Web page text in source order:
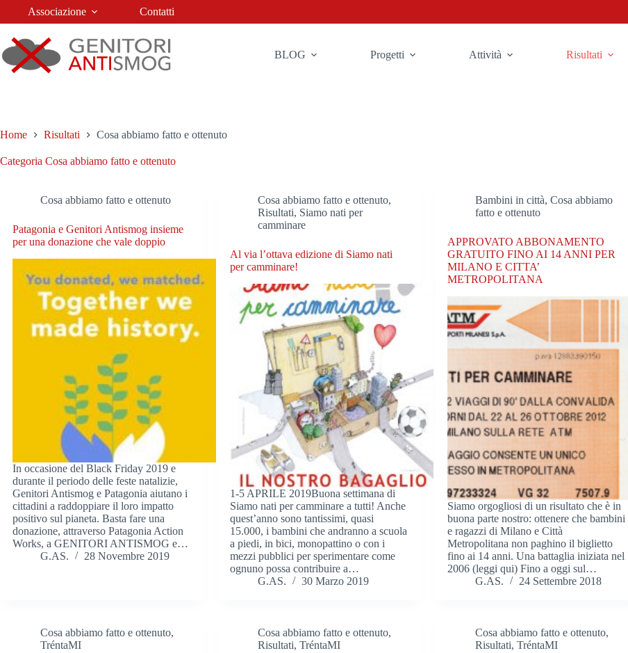
Associazione Contatti
BLOG Progetti Attività Risultati
Home Risultati Cosa abbiamo fatto e ottenuto
Categoria Cosa abbiamo fatto e ottenuto
Cosa abbiamo fatto e ottenuto
Patagonia e Genitori Antismog insieme
per una donazione che vale doppio
In occasione del Black Friday 2019 e
durante il periodo delle feste natalizie,
Genitori Antismog e Patagonia aiutano i
cittadini a raddoppiare il loro impatto
positivo sul pianeta. Basta fare una
donazione, attraverso Patagonia Action
Works, a GENITORI ANTISMOG e…
G.AS.
28 Novembre 2019
Cosa abbiamo fatto e ottenuto,
Risultati, Siamo nati per
camminare
Al via l’ottava edizione di Siamo nati
per camminare!
1-5 APRILE 2019Buona settimana di
Siamo nati per camminare a tutti! Anche
quest’anno sono tantissimi, quasi
15.000, i bambini che andranno a scuola
a piedi, in bici, monopattino o con i
mezzi pubblici per sperimentare come
ognuno possa contribuire a…
G.AS.
30 Marzo 2019
Bambini in città,Cosa abbiamo
fatto e ottenuto
APPROVATO ABBONAMENTO
GRATUITO FINO AI 14 ANNI PER
MILANO E CITTA’
METROPOLITANA
Siamo orgogliosi di un risultato che è in
buona parte nostro: ottenere che bambini
e ragazzi di Milano e Città
Metropolitana non paghino il biglietto
fino ai 14 anni. Una battaglia iniziata nel
2006 (leggi qui) Fino a oggi sul…
G.AS.
24 Settembre 2018
Cosa abbiamo fatto e ottenuto,
TréntaMI
Cosa abbiamo fatto e ottenuto,
Risultati,TréntaMI
Cosa abbiamo fatto e ottenuto,
Risultati,TréntaMI